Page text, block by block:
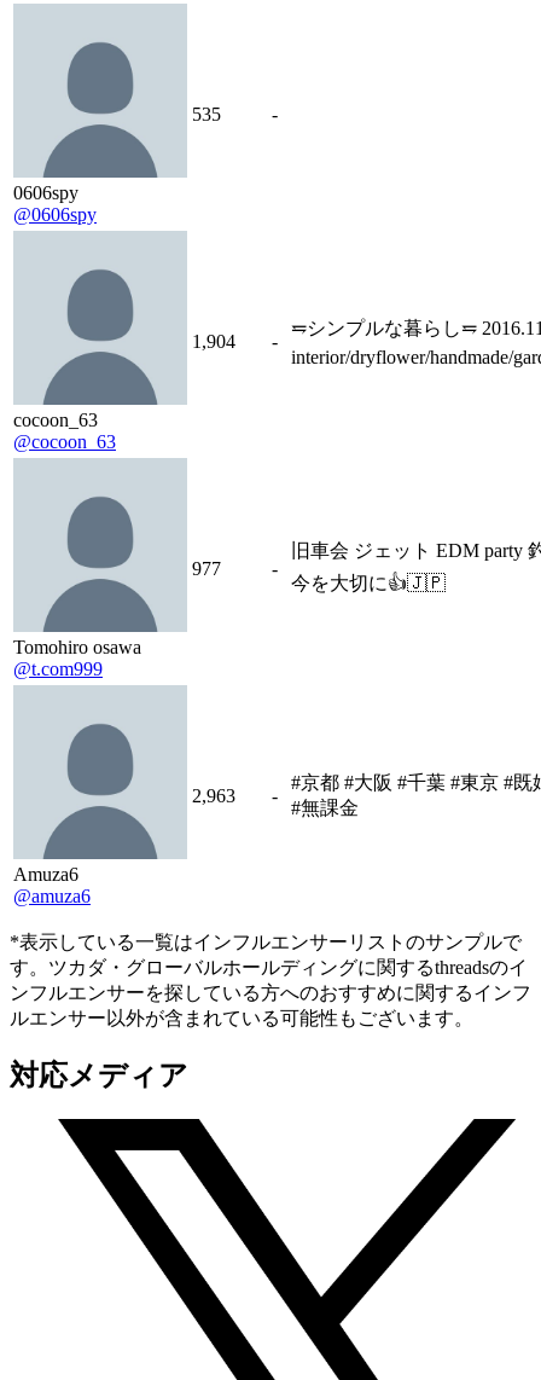
0606spy
@0606spy
535 -
cocoon_63
@cocoon_63
1,904 -
⥧シンプルな暮らし⥧
interior/dryflower/handmade/
Tomohiro osawa
@t.com999
977 -
旧車会 ジェット EDM
今を大切に👍🇯🇵
Amuza6
@amuza6
2,963 -
#京都 #大阪 #千葉 #東京 #
#無課金
*表示している一覧はインフルエンサーリストのサンプルで
す。ツカダ・グローバルホールディングに関するthreadsのイ
ンフルエンサーを探している方へのおすすめに関するインフ
ルエンサー以外が含まれている可能性もございます。
対応メディア